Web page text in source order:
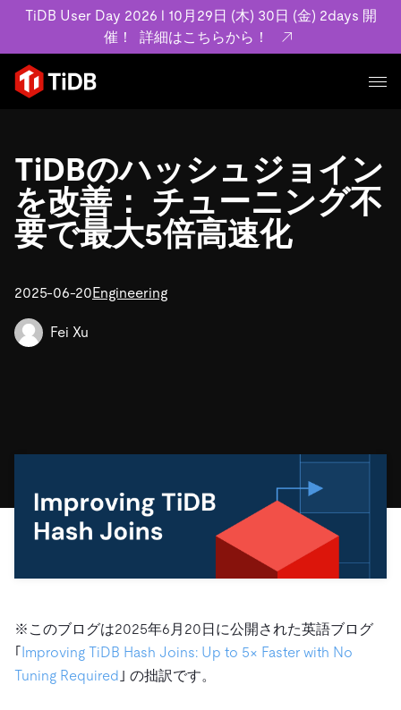
TiDB User Day 2026 l 10月29日 (木) 30日 (金) 2days 開
催！
詳細はこちらから！
プロダクト
MySQL互換の分散データベースで高可用性と水平スケー
ラビリティを備え大規模データをリアルタイムで処理でき
ます。
詳細はこちら
プラン
TiDB Cloud
ユースケース
事例記事
お客様事例やユーザーによる検証結果の記事などを紹介し
ています。
フィンテック
運用インテリジェンスの活用
MySQLワークロードの近代化
Build GenAI Applications
リソース
ブログ
アーカイブ動画
PingCAP University
TiDB Labs
会社概要
規約類
お客様のデータの機密性、可用性、安全性について紹介し
ます。
キャリア
お問い合わせ
TiDBのハッシュジョイン
を改善： チューニング不
要で最大5倍高速化
2025-06-20Engineering
Fei Xu
※このブログは2025年6月20日に公開された英語ブログ
｢Improving TiDB Hash Joins: Up to 5× Faster with No
Tuning Required ｣ の拙訳です。